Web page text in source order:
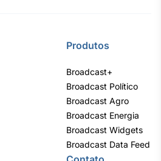
Produtos
Broadcast+
Broadcast Político
Broadcast Agro
Broadcast Energia
Broadcast Widgets
Broadcast Data Feed